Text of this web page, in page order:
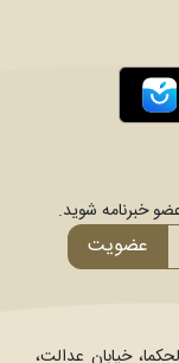
خبرنامه شوید.
عضویت
خیابان عدالت،